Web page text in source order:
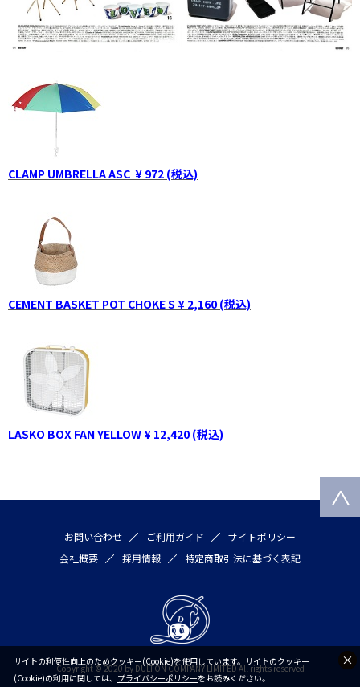
CLAMP UMBRELLA ASC ¥ 972 (税込)
CEMENT BASKET POT CHOKE S ¥ 2,160 (税込)
LASKO BOX FAN YELLOW ¥ 12,420 (税込)
お問い合わせ ご利用ガイド
サイトポリシー
会社概要
採用情報 特定商取引法に基づく表記
Copyright © 2020 by DULTON COMPANY LIMITED All rights reserved
サイトの利便性向上のためクッキー(Cookie)を使用しています。サイトのクッキー
(Cookie)の利用に関しては、 プライバシーポリシーをお読みください。